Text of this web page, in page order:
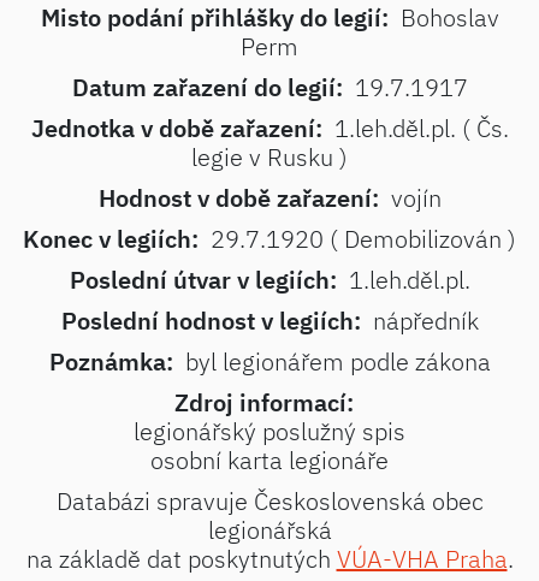
Misto podání přihlášky do legií: Bohoslav
Perm
Datum zařazení do legií: 19.7.1917
Jednotka v době zařazení: 1.leh.děl.pl. ( Čs.
legie v Rusku )
Hodnost v době zařazení: vojín
Konec v legiích: 29.7.1920 ( Demobilizován )
Poslední útvar v legiích: 1.leh.děl.pl.
Poslední hodnost v legiích: nápředník
Poznámka: byl legionářem podle zákona
Zdroj informací:
legionářský poslužný spis
osobní karta legionáře
Databázi spravuje Československá obec
legionářská
na základě dat poskytnutých VÚA-VHA Praha.